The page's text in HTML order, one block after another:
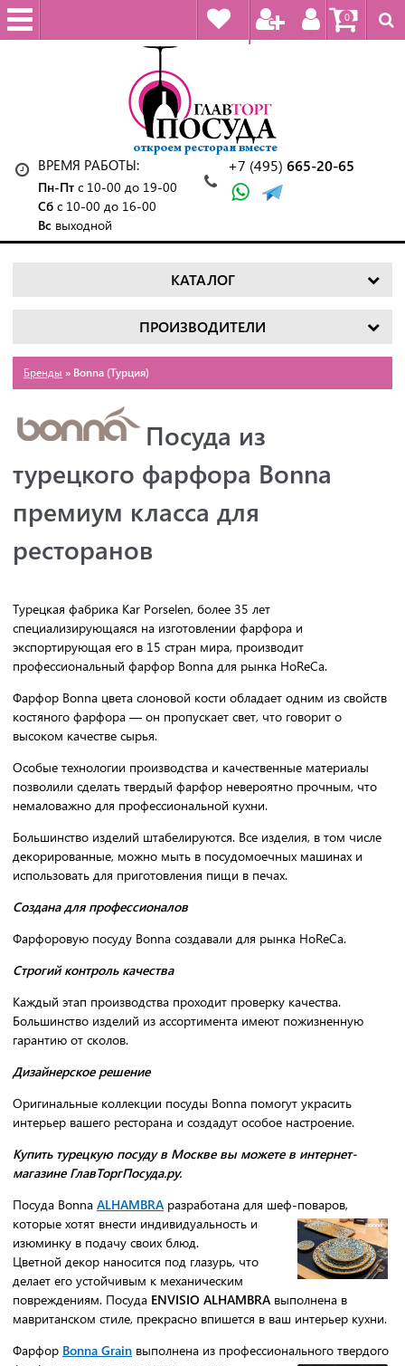
0
ВРЕМЯ РАБОТЫ:
Пн-Пт с 10-00 до 19-00
Сб с 10-00 до 16-00
Вс выходной
+7 (495) 665-20-65
КАТАЛОГ
ПРОИЗВОДИТЕЛИ
Бренды » Bonna (Турция)
Посуда из
турецкого фарфора Bonna
премиум класса для
ресторанов
Турецкая фабрика Kar Porselen, более 35 лет
специализирующаяся на изготовлении фарфора и
экспортирующая его в 15 стран мира, производит
профессиональный фарфор Bonna для рынка HoReCa.
Фарфор Bonna цвета слоновой кости обладает одним из свойств
костяного фарфора — он пропускает свет, что говорит о
высоком качестве сырья.
Особые технологии производства и качественные материалы
позволили сделать твердый фарфор невероятно прочным, что
немаловажно для профессиональной кухни.
Большинство изделий штабелируются. Все изделия, в том числе
декорированные, можно мыть в посудомоечных машинах и
использовать для приготовления пищи в печах.
Создана для профессионалов
Фарфоровую посуду Bonna создавали для рынка HoReCa.
Строгий контроль качества
Каждый этап производства проходит проверку качества.
Большинство изделий из ассортимента имеют пожизненную
гарантию от сколов.
Дизайнерское решение
Оригинальные коллекции посуды Bonna помогут украсить
интерьер вашего ресторана и создадут особое настроение.
Купить турецкую посуду в Москве вы можете в интернет-
магазине ГлавТоргПосуда.ру.
Посуда Bonna ALHAMBRAразработана для шеф-поваров,
которые хотят внести индивидуальность и
изюминку в подачу своих блюд.
Цветной декор наносится под глазурь, что
делает его устойчивым к механическим
повреждениям. Посуда ENVISIO ALHAMBRAвыполнена в
мавританском стиле, прекрасно впишется в ваш интерьер кухни.
Фарфор Bonna Grain выполнена из профессионального твердого